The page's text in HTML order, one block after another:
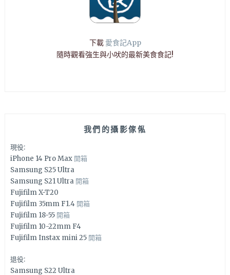
下載 愛食記App
隨時觀看強生與小吠的最新美食食記!
我們的攝影傢俬
現役:
iPhone 14 Pro Max 開箱
Samsung S25 Ultra
Samsung S21 Ultra 開箱
Fujifilm X-T20
Fujifilm 35mm F1.4 開箱
Fujifilm 18-55 開箱
Fujifilm 10-22mm F4
Fujifilm Instax mini 25 開箱
退役:
Samsung S22 Ultra